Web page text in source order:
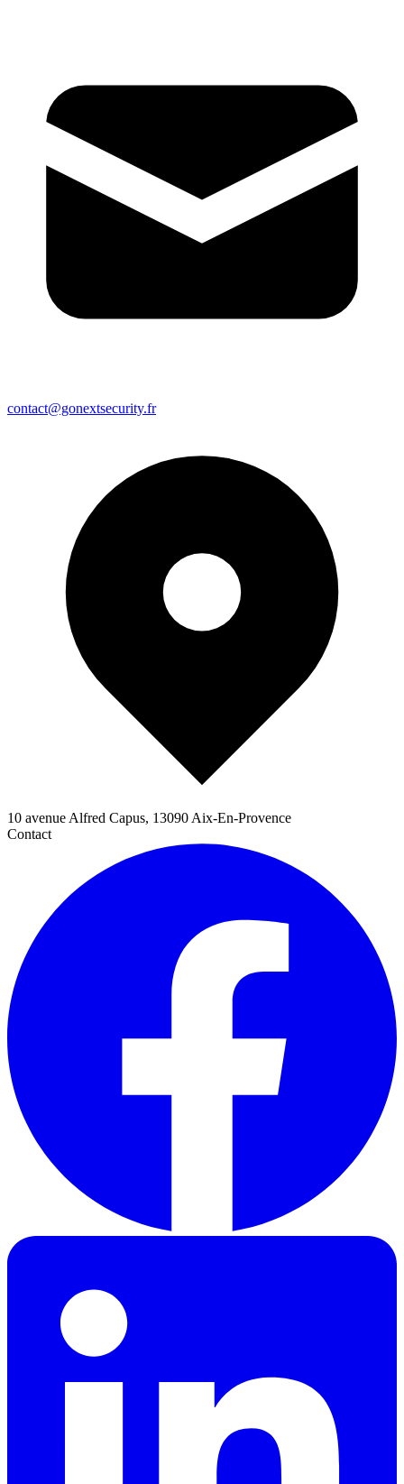
contact@gonextsecurity.fr
10 avenue Alfred Capus, 13090 Aix-En-Provence
Contact